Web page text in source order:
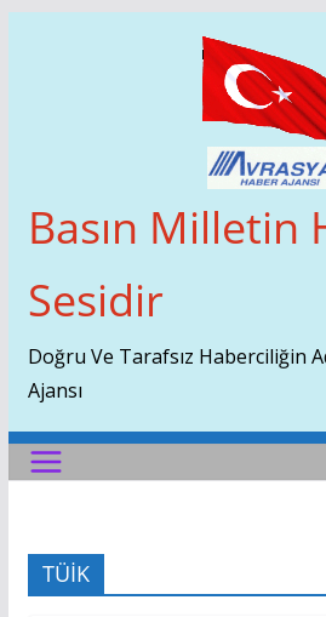
Basın Milletin
Sesidir
Doğru Ve Tarafsız Haberciliğin
Ajansı
TÜİK